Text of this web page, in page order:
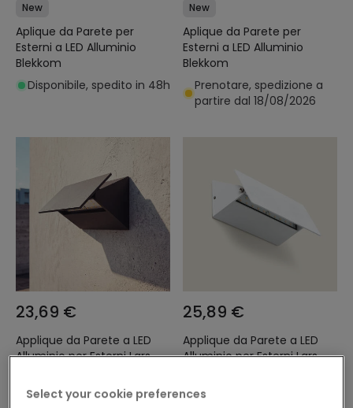
New
Aplique da Parete per
Esterni a LED Alluminio
Blekkom
Disponibile, spedito in 48h
New
Aplique da Parete per
Esterni a LED Alluminio
Blekkom
Prenotare, spedizione a
partire dal 18/08/2026
23,69 €
Applique da Parete a LED
Alluminio per Esterni Lars
25,89 €
Applique da Parete a LED
Alluminio per Esterni Lars
partire dal 24/08/2026
Select your cookie preferences